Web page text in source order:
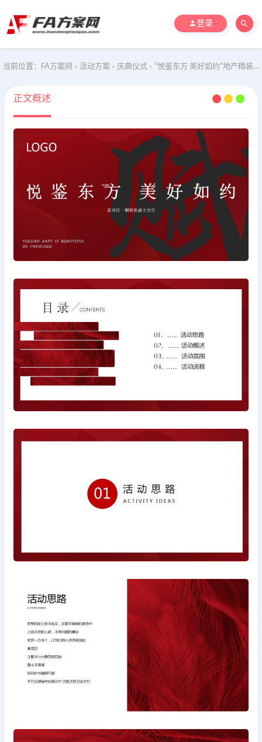
登录
当前位置： FA方案网 > 活动方案 > 庆典仪式 > “悦鉴东方 美好如约”地产精装交房交付仪式活动策划方案
正文概述